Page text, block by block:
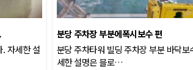
. 자세한 설
분당 주차장 부분에폭시보수 편
분당 주차타워 빌딩 주차장 부분 바닥보
세한 설명은 블로…